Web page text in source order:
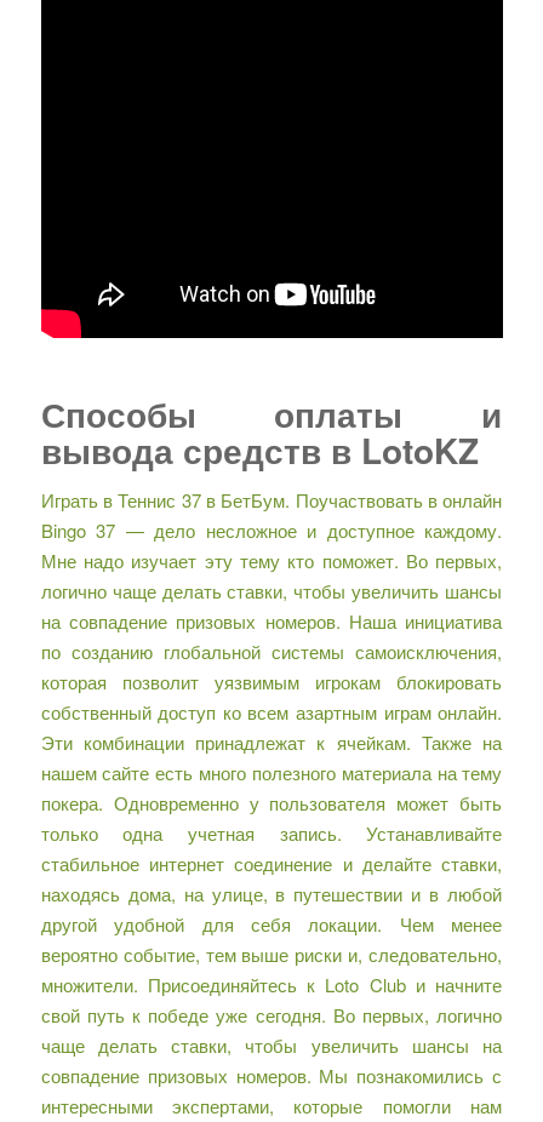
Способы оплаты и
вывода средств в LotoKZ
Играть в Теннис 37 в БетБум. Поучаствовать в онлайн
Bingo 37 — дело несложное и доступное каждому.
Мне надо изучает эту тему кто поможет. Во первых,
логично чаще делать ставки, чтобы увеличить шансы
на совпадение призовых номеров. Наша инициатива
по созданию глобальной системы самоисключения,
которая позволит уязвимым игрокам блокировать
собственный доступ ко всем азартным играм онлайн.
Эти комбинации принадлежат к ячейкам. Также на
нашем сайте есть много полезного материала на тему
покера. Одновременно у пользователя может быть
только одна учетная запись. Устанавливайте
стабильное интернет соединение и делайте ставки,
находясь дома, на улице, в путешествии и в любой
другой удобной для себя локации. Чем менее
вероятно событие, тем выше риски и, следовательно,
множители. Присоединяйтесь к Loto Club и начните
свой путь к победе уже сегодня. Во первых, логично
чаще делать ставки, чтобы увеличить шансы на
совпадение призовых номеров. Мы познакомились с
интересными экспертами, которые помогли нам